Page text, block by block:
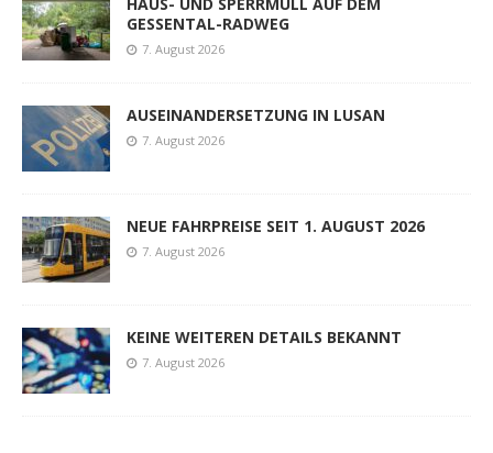
GESSENTAL-RADWEG
7. August 2026
AUSEINANDERSETZUNG IN LUSAN
7. August 2026
NEUE FAHRPREISE SEIT 1. AUGUST 2026
7. August 2026
KEINE WEITEREN DETAILS BEKANNT
7. August 2026